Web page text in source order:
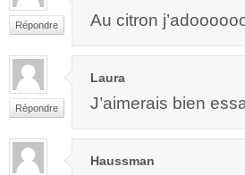
Répondre Au citron
Répondre
Laura
J’aimerais bien
Haussman